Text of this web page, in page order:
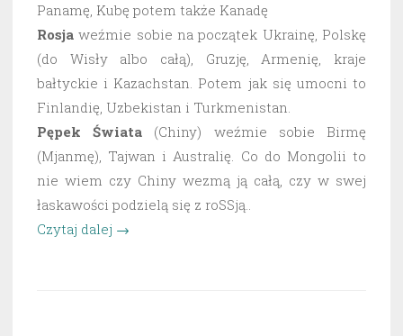
Panamę, Kubę potem także Kanadę
Rosja weźmie sobie na początek Ukrainę, Polskę
(do Wisły albo całą), Gruzję, Armenię, kraje
bałtyckie i Kazachstan. Potem jak się umocni to
Finlandię, Uzbekistan i Turkmenistan.
Pępek Świata (Chiny) weźmie sobie Birmę
(Mjanmę), Tajwan i Australię. Co do Mongolii to
nie wiem czy Chiny wezmą ją całą, czy w swej
łaskawości podzielą się z roSSją..
Czytaj dalej „USA-
→